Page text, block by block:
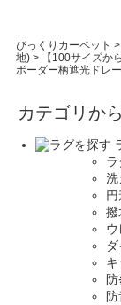
びっくりカーペット >
地)>
【100サイズか
ボーダー柄遮光ドレ
カテゴリか
洗
撥